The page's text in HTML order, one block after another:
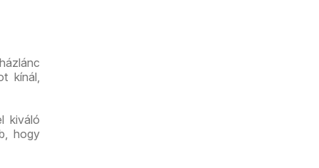
kínál,
kiváló
hogy